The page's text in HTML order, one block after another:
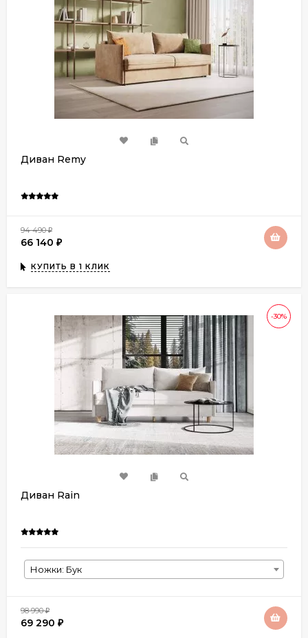
Диван Remy
94 490₽
66 140 ₽
КУПИТЬ В 1 КЛИК
-30%
Диван Rain
Ножки: Бук
98 990₽
69 290 ₽